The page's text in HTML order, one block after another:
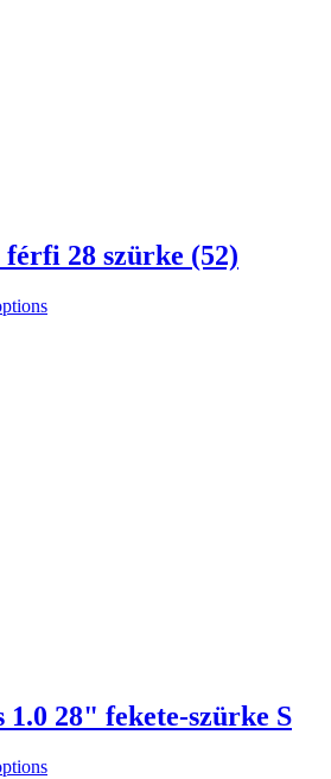
28 szürke (52)
1.0 28" fekete-szürke S